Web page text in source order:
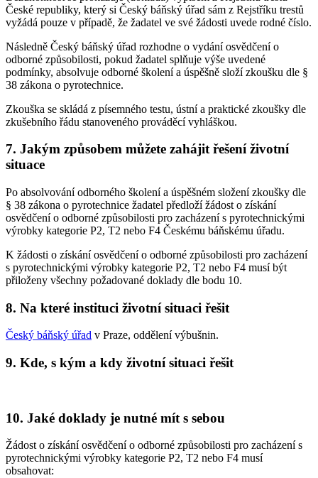
České republiky, který si Český báňský úřad sám z Rejstříku trestů
vyžádá pouze v případě, že žadatel ve své žádosti uvede rodné číslo.
Následně Český báňský úřad rozhodne o vydání osvědčení o
odborné způsobilosti, pokud žadatel splňuje výše uvedené
podmínky, absolvuje odborné školení a úspěšně složí zkoušku dle §
38 zákona o pyrotechnice.
Zkouška se skládá z písemného testu, ústní a praktické zkoušky dle
zkušebního řádu stanoveného prováděcí vyhláškou.
7. Jakým způsobem můžete zahájit řešení životní
situace
Po absolvování odborného školení a úspěšném složení zkoušky dle
§ 38 zákona o pyrotechnice žadatel předloží žádost o získání
osvědčení o odborné způsobilosti pro zacházení s pyrotechnickými
výrobky kategorie P2, T2 nebo F4 Českému báňskému úřadu.
K žádosti o získání osvědčení o odborné způsobilosti pro zacházení
s pyrotechnickými výrobky kategorie P2, T2 nebo F4 musí být
přiloženy všechny požadované doklady dle bodu 10.
8. Na které instituci životní situaci řešit
Český báňský úřad v Praze, oddělení výbušnin.
9. Kde, s kým a kdy životní situaci řešit
10. Jaké doklady je nutné mít s sebou
Žádost o získání osvědčení o odborné způsobilosti pro zacházení s
pyrotechnickými výrobky kategorie P2, T2 nebo F4 musí
obsahovat: